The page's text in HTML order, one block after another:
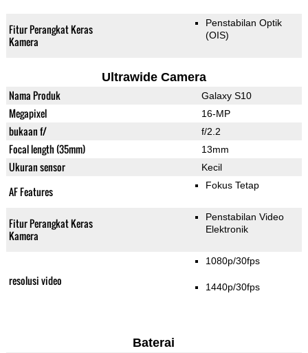
Fitur Perangkat Keras
Kamera
Penstabilan Optik
(OIS)
Ultrawide Camera
Nama Produk Galaxy S10
Megapixel 16-MP
bukaan f/ f/2.2
Focal length (35mm) 13mm
Ukuran sensor Kecil
AF Features Fokus Tetap
Fitur Perangkat Keras
Kamera
Penstabilan Video
Elektronik
resolusi video
1080p/30fps
1440p/30fps
Baterai